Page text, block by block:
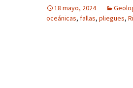
18 mayo, 2024
oceánicas, fallas, pliegues,